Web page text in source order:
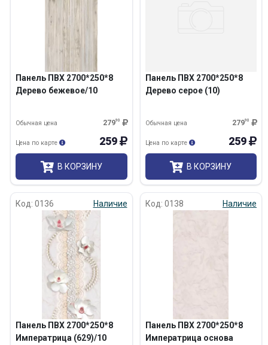
Панель ПВХ 2700*250*8
Дерево бежевое/10
27990
Обычная цена
259
Цена по карте
В КОРЗИНУ
Панель ПВХ 2700*250*8
Дерево серое (10)
27990
Обычная цена
259
Цена по карте
В КОРЗИНУ
Код: 0136 Наличие
Панель ПВХ 2700*250*8
Императрица (629)/10
Код: 0138 Наличие
Панель ПВХ 2700*250*8
Императрица основа